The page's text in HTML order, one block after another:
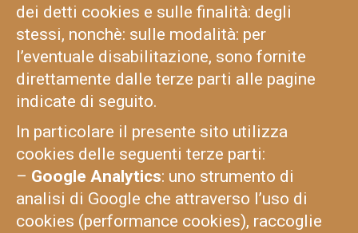
dei detti cookies e sulle finalità: degli
stessi, nonchè: sulle modalità: per
l’eventuale disabilitazione, sono fornite
direttamente dalle terze parti alle pagine
indicate di seguito.
In particolare il presente sito utilizza
cookies delle seguenti terze parti:
– Google Analytics: uno strumento di
analisi di Google che attraverso l’uso di
cookies (performance cookies), raccoglie